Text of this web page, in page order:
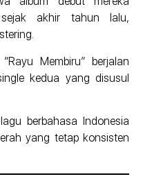
akhir tahun lalu,
Membiru” berjalan
kedua yang disusul
berbahasa Indonesia
yang tetap konsisten